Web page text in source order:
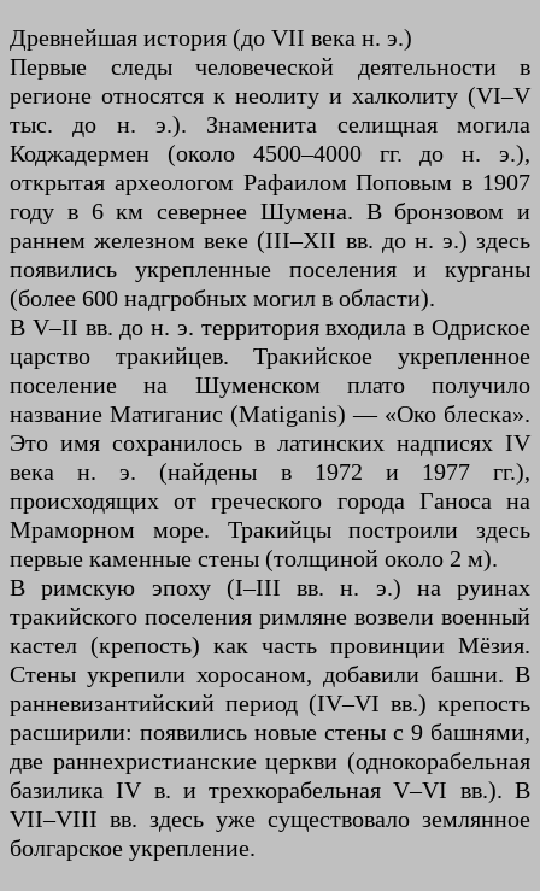
Древнейшая история (до VII века н. э.)
Первые следы человеческой деятельности в
регионе относятся к неолиту и халколиту (VI–V
тыс. до н. э.). Знаменита селищная могила
Коджадермен (около 4500–4000 гг. до н. э.),
открытая археологом Рафаилом Поповым в 1907
году в 6 км севернее Шумена. В бронзовом и
раннем железном веке (III–XII вв. до н. э.) здесь
появились укрепленные поселения и курганы
(более 600 надгробных могил в области).
В V–II вв. до н. э. территория входила в Одриское
царство тракийцев. Тракийское укрепленное
поселение на Шуменском плато получило
название Матиганис (Matiganis) — «Око блеска».
Это имя сохранилось в латинских надписях IV
века н. э. (найдены в 1972 и 1977 гг.),
происходящих от греческого города Ганоса на
Мраморном море. Тракийцы построили здесь
первые каменные стены (толщиной около 2 м).
В римскую эпоху (I–III вв. н. э.) на руинах
тракийского поселения римляне возвели военный
кастел (крепость) как часть провинции Мёзия.
Стены укрепили хоросаном, добавили башни. В
ранневизантийский период (IV–VI вв.) крепость
расширили: появились новые стены с 9 башнями,
две раннехристианские церкви (однокорабельная
базилика IV в. и трехкорабельная V–VI вв.). В
VII–VIII вв. здесь уже существовало землянное
болгарское укрепление.